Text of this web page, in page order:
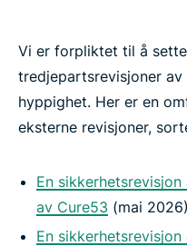
Vi er forpliktet til å
tredjepartsrevisjoner
hyppighet. Her er en
eksterne revisjoner,
En
av Cure53 (mai 2026)
En